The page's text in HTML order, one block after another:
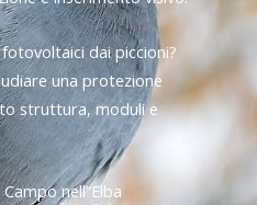
dai piccioni?
una protezione
struttura, moduli e
nell”Elba